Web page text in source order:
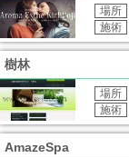
場所
施術
樹林
場所
施術
AmazeSpa